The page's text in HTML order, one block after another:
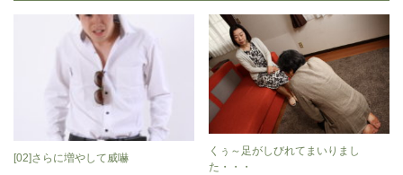
[02]さらに増やして威嚇
くぅ～足がしびれてまいりまし
た・・・